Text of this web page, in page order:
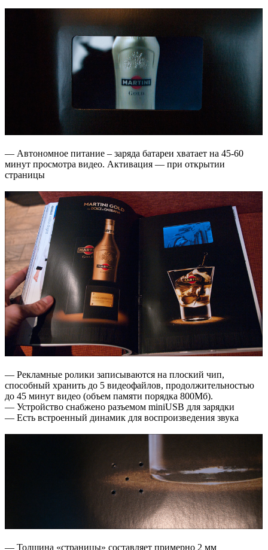
— Автономное питание – заряда батареи хватает на 45-60
минут просмотра видео. Активация — при открытии
страницы
— Рекламные ролики записываются на плоский чип,
способный хранить до 5 видеофайлов, продолжительностью
до 45 минут видео (объем памяти порядка 800Мб).
— Устройство снабжено разъемом miniUSB для зарядки
— Есть встроенный динамик для воспроизведения звука
— Толщина «страницы» составляет примерно 2 мм